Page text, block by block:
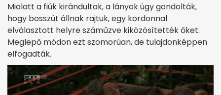
Mialatt a fiúk kirándultak, a lányok úgy gondolták,
hogy bosszút állnak rajtuk, egy kordonnal
elválasztott helyre száműzve kiközösítették őket.
Meglepő módon ezt szomorúan, de tulajdonképpen
elfogadták.